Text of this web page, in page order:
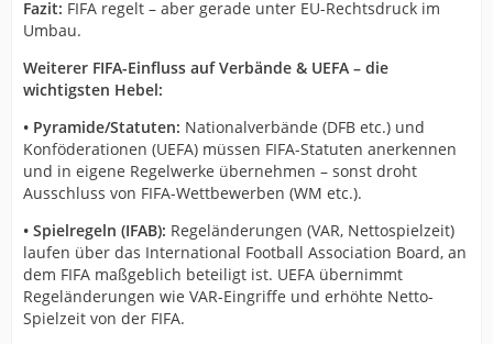
Fazit: FIFA regelt – aber gerade unter EU-Rechtsdruck im
Umbau.
Weiterer FIFA-Einfluss auf Verbände & UEFA – die
wichtigsten Hebel:
• Pyramide/Statuten: Nationalverbände (DFB etc.) und
Konföderationen (UEFA) müssen FIFA-Statuten anerkennen
und in eigene Regelwerke übernehmen – sonst droht
Ausschluss von FIFA-Wettbewerben (WM etc.).
• Spielregeln (IFAB): Regeländerungen (VAR, Nettospielzeit)
laufen über das International Football Association Board, an
dem FIFA maßgeblich beteiligt ist. UEFA übernimmt
Regeländerungen wie VAR-Eingriffe und erhöhte Netto-
Spielzeit von der FIFA.